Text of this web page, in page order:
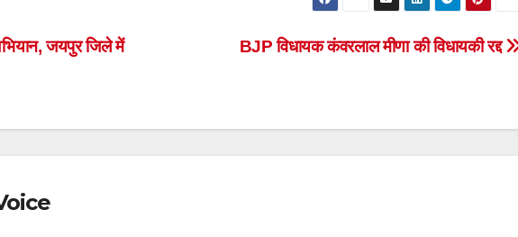
BJP विधायक कंवरलाल मीणा की विधायकी रद्द
जयपुर जिले में